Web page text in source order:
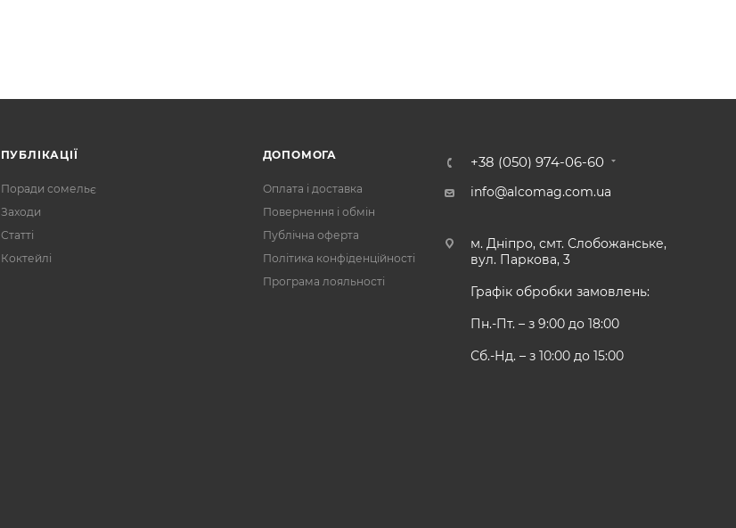
ПУБЛІКАЦІЇ
Поради сомельє
Заходи
Статті
Коктейлі
ДОПОМОГА
Оплата і доставка
Повернення і обмін
Публічна оферта
Політика конфіденційності
Програма лояльності
+38 (050) 974-06-60
info@alcomag.com.ua
м. Дніпро, смт. Слобожанське,
вул. Паркова, 3
Графік обробки замовлень:
Пн.-Пт. – з 9:00 до 18:00
Сб.-Нд. – з 10:00 до 15:00